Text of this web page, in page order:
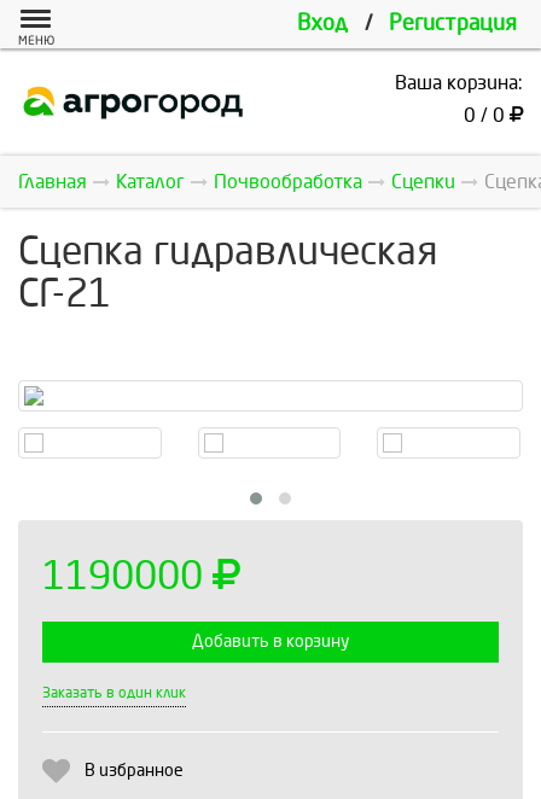
Вход / Регистрация
МЕНЮ
Ваша корзина:
0 / 0
Главная Каталог Почвообработка Сцепки
Сцепка гидравлическая
СГ-21
1190000
Добавить в корзину
Заказать в один клик
В избранное